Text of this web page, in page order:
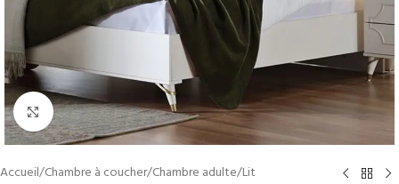
Cliquez pour agrandir
Accueil/Chambre à coucher/Chambre adulte/Lit